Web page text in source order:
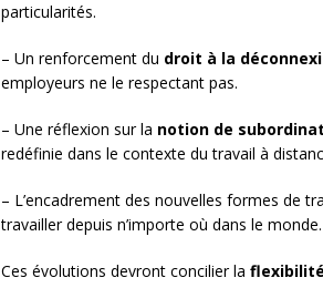
particularités.
– Un renforcement du droit à la
employeurs ne le respectant pas.
– Une réflexion sur la notion de
redéfinie dans le contexte du travail à
– L’encadrement des nouvelles formes de
travailler depuis n’importe où dans le monde.
Ces évolutions devront concilier la